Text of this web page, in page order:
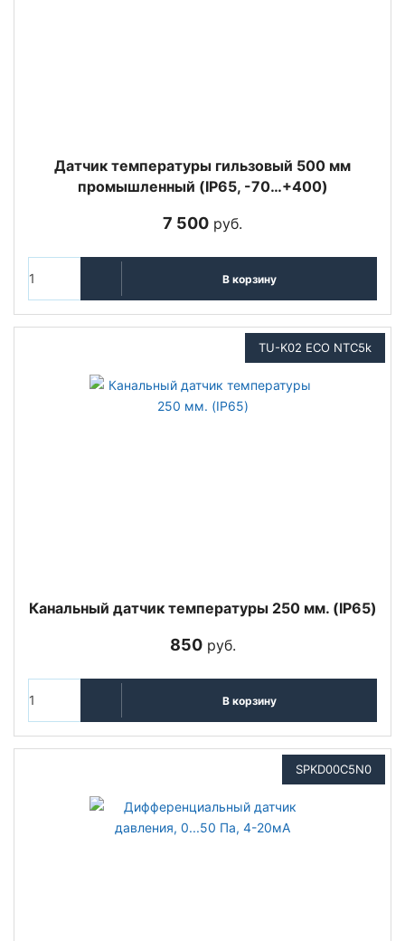
Датчик температуры гильзовый 500 мм
промышленный (IP65, -70…+400)
7 500 руб.
В корзину
TU-K02 ECO NTC5k
Канальный датчик температуры 250 мм. (IP65)
850руб.
В корзину
SPKD00C5N0